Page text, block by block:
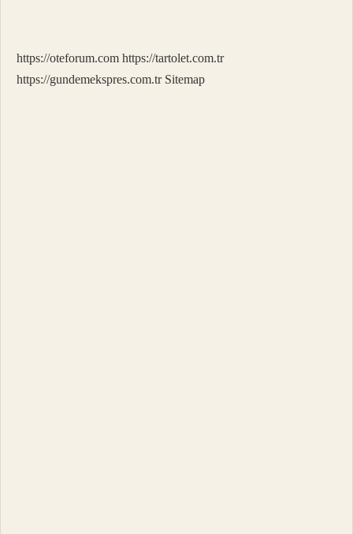
https://oteforum.com https://tartolet.com.tr
https://gundemekspres.com.tr Sitemap